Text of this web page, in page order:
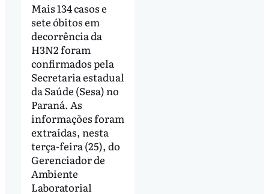
Mais 134 casos e
sete óbitos em
decorrência da
H3N2 foram
confirmados pela
Secretaria estadual
da Saúde (Sesa) no
Paraná. As
informações foram
extraídas, nesta
terça-feira (25), do
Gerenciador de
Ambiente
Laboratorial